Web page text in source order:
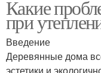
Какие
при
Введение
Деревянные дома